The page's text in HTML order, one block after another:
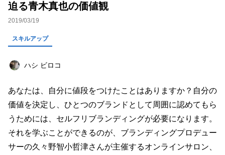
美容師 イベント
ライフハック エンターテインメント
教育 西島知宏 仕事道具 読書
キーワード一覧
迫る青木真也の価値観
2019/03/19
スキルアップ
ハシ ビロコ
あなたは、自分に値段をつけたことはありますか？自分の
価値を決定し、ひとつのブランドとして周囲に認めてもら
うためには、セルフリブランディングが必要になります。
それを学ぶことができるのが、ブランディングプロデュー
サーの久々野智小哲津さんが主催するオンラインサロン、